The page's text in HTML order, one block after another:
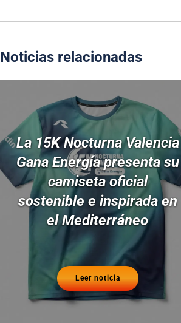
Noticias relacionadas
La 15K Nocturna Valencia
Gana Energía presenta su
camiseta oficial
sostenible e inspirada en
el Mediterráneo
Leer noticia